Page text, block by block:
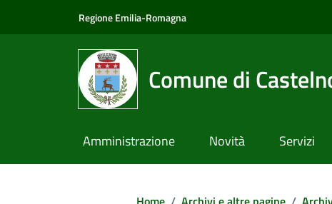
Regione Emilia-Romagna
Comune di
Amministrazione Novità Servizi